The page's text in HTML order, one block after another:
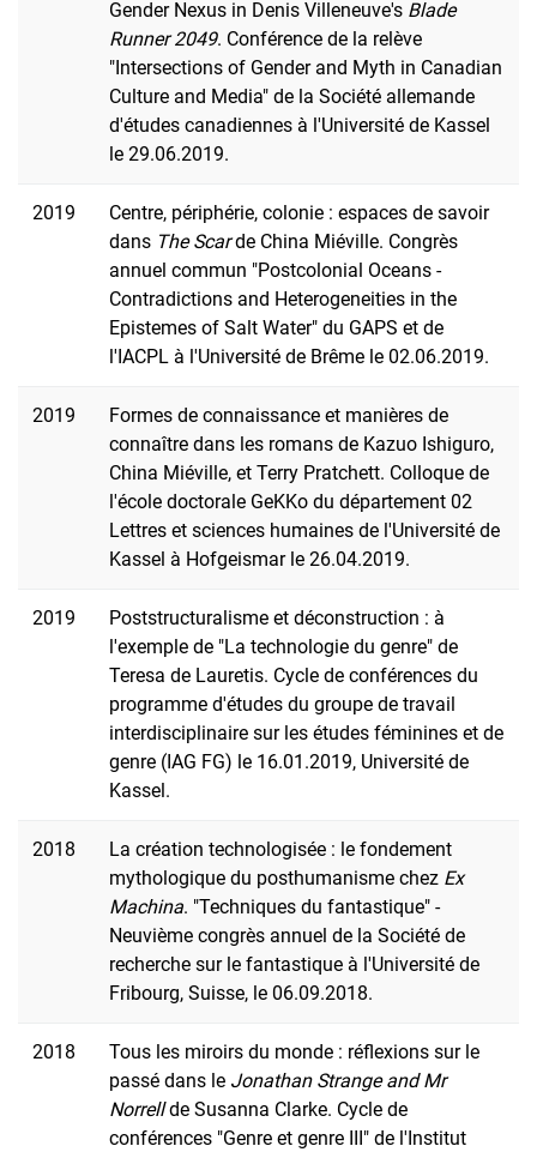
Gender Nexus in Denis Villeneuve's Blade
Runner 2049. Conférence de la relève
"Intersections of Gender and Myth in Canadian
Culture and Media" de la Société allemande
d'études canadiennes à l'Université de Kassel
le 29.06.2019.
2019
Centre, périphérie, colonie : espaces de savoir
dans The Scarde China Miéville. Congrès
annuel commun "Postcolonial Oceans -
Contradictions and Heterogeneities in the
Epistemes of Salt Water" du GAPS et de
l'IACPL à l'Université de Brême le 02.06.2019.
2019
Formes de connaissance et manières de
connaître dans les romans de Kazuo Ishiguro,
China Miéville, et Terry Pratchett. Colloque de
l'école doctorale GeKKo du département 02
Lettres et sciences humaines de l'Université de
Kassel à Hofgeismar le 26.04.2019.
2019
Poststructuralisme et déconstruction : à
l'exemple de "La technologie du genre" de
Teresa de Lauretis. Cycle de conférences du
programme d'études du groupe de travail
interdisciplinaire sur les études féminines et de
genre (IAG FG) le 16.01.2019, Université de
Kassel.
2018
La création technologisée : le fondement
mythologique du posthumanisme chez Ex
Machina. "Techniques du fantastique" -
Neuvième congrès annuel de la Société de
recherche sur le fantastique à l'Université de
Fribourg, Suisse, le 06.09.2018.
2018
Tous les miroirs du monde : réflexions sur le
passé dans le Jonathan Strange and Mr
Norrellde Susanna Clarke. Cycle de
conférences "Genre et genre III" de l'Institut